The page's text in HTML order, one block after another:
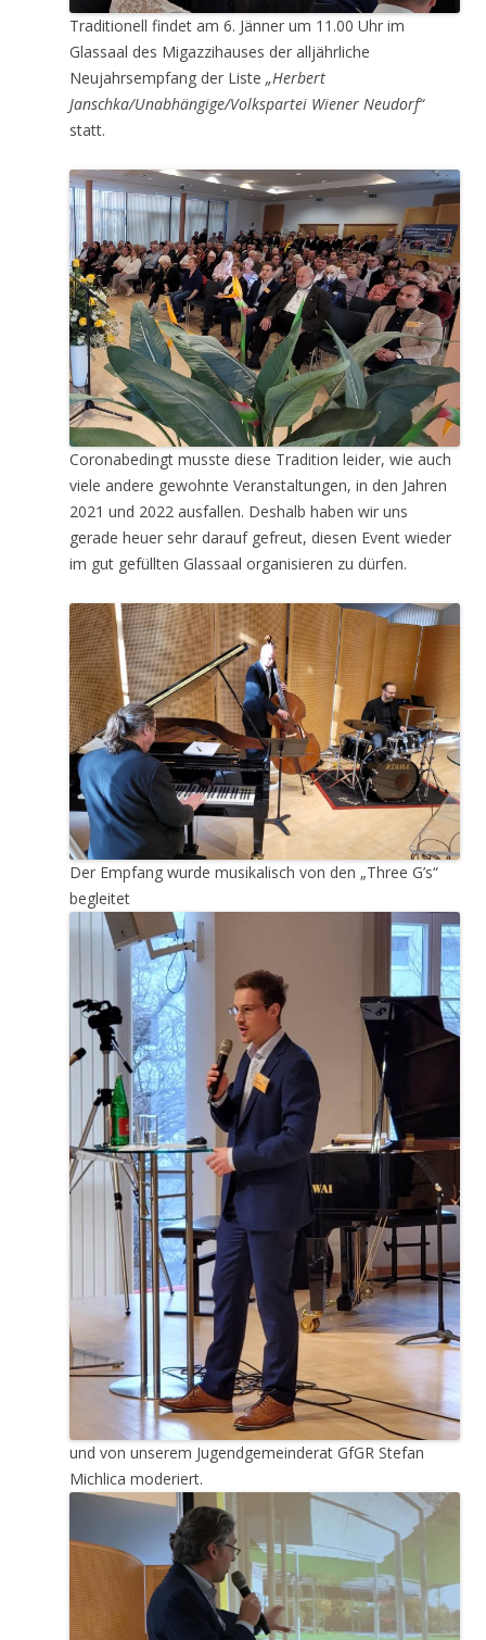
Traditionell findet am 6. Jänner um 11.00 Uhr im
Glassaal des Migazzihauses der alljährliche
Neujahrsempfang der Liste „Herbert
Janschka/Unabhängige/Volkspartei Wiener Neudorf“
statt.
Coronabedingt musste diese Tradition leider, wie auch
viele andere gewohnte Veranstaltungen, in den Jahren
2021 und 2022 ausfallen. Deshalb haben wir uns
gerade heuer sehr darauf gefreut, diesen Event wieder
im gut gefüllten Glassaal organisieren zu dürfen.
Der Empfang wurde musikalisch von den „Three G’s“
begleitet
und von unserem Jugendgemeinderat GfGR Stefan
Michlica moderiert.